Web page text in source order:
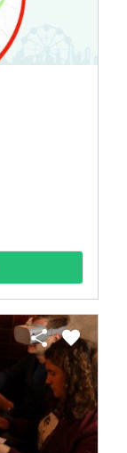
share favorite